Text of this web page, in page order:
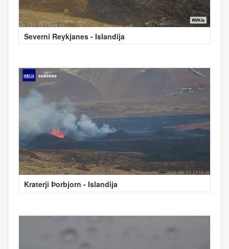
Severni Reykjanes - Islandija
Kraterji Þorbjorn - Islandija